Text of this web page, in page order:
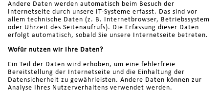
Andere Daten werden automatisch beim Besuch der
Internetseite durch unsere IT-Systeme erfasst. Das sind vor
allem technische Daten (z. B. Internetbrowser, Betriebssystem
oder Uhrzeit des Seitenaufrufs). Die Erfassung dieser Daten
erfolgt automatisch, sobald Sie unsere Internetseite betreten.
Wofür nutzen wir Ihre Daten?
Ein Teil der Daten wird erhoben, um eine fehlerfreie
Bereitstellung der Internetseite und die Einhaltung der
Datensicherheit zu gewährleisten. Andere Daten können zur
Analyse Ihres Nutzerverhaltens verwendet werden.